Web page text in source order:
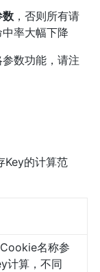
数，否则所有请
率大幅下降
数功能，请注
Key的计算范
名称参
计算，不同